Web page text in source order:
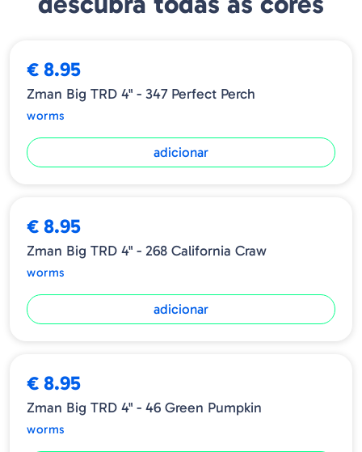
€ 8.95
Zman Big TRD 4" - 347 Perfect Perch
worms
adicionar
€ 8.95
Zman Big TRD 4" - 268 California Craw
worms
adicionar
€ 8.95
Zman Big TRD 4" - 46 Green Pumpkin
worms